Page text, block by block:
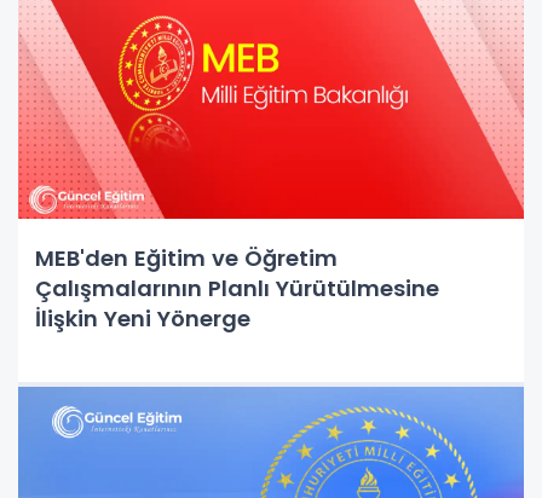
MEB'den Eğitim ve Öğretim
Çalışmalarının Planlı Yürütülmesine
İlişkin Yeni Yönerge